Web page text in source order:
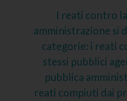
I reati contro
amministrazione si
categorie: i reati
stessi pubblici
pubblica
reati compiuti dai